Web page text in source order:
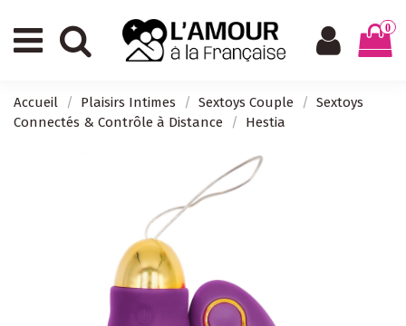
0
Accueil Plaisirs Intimes Sextoys Couple
Sextoys
Connectés & Contrôle à Distance
Hestia